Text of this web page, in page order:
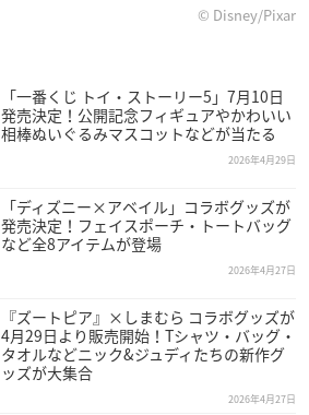
© Disney/Pixar
「一番くじ トイ・ストーリー5」7月10日
発売決定！公開記念フィギュアやかわいい
相棒ぬいぐるみマスコットなどが当たる
2026年4月29日
「ディズニー×アベイル」コラボグッズが
発売決定！フェイスポーチ・トートバッグ
など全8アイテムが登場
2026年4月27日
『ズートピア』×しまむら コラボグッズが
4月29日より販売開始！Tシャツ・バッグ・
タオルなどニック&ジュディたちの新作グ
ッズが大集合
2026年4月27日